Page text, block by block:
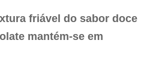
friável do sabor doce
mantém-se em